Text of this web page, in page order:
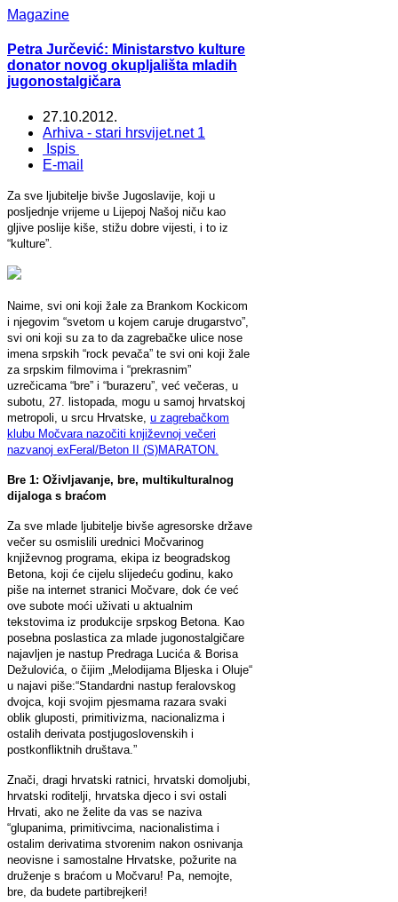
Magazine
Petra Jurčević: Ministarstvo kulture
donator novog okupljališta mladih
jugonostalgičara
27.10.2012.
Arhiva - stari hrsvijet.net 1
Ispis
E-mail
Za sve ljubitelje bivše Jugoslavije, koji u
posljednje vrijeme u Lijepoj Našoj niču kao
gljive poslije kiše, stižu dobre vijesti, i to iz
“kulture”.
Naime, svi oni koji žale za Brankom Kockicom
i njegovim “svetom u kojem caruje drugarstvo”,
svi oni koji su za to da zagrebačke ulice nose
imena srpskih “rock pevača” te svi oni koji žale
za srpskim filmovima i “prekrasnim”
uzrečicama “bre” i “burazeru”, već večeras, u
subotu, 27. listopada, mogu u samoj hrvatskoj
metropoli, u srcu Hrvatske, u zagrebačkom
klubu Močvara nazočiti književnoj večeri
nazvanoj exFeral/Beton II (S)MARATON.
Bre 1: Oživljavanje, bre, multikulturalnog
dijaloga s braćom
Za sve mlade ljubitelje bivše agresorske države
večer su osmislili urednici Močvarinog
književnog programa, ekipa iz beogradskog
Betona, koji će cijelu slijedeću godinu, kako
piše na internet stranici Močvare, dok će već
ove subote moći uživati u aktualnim
tekstovima iz produkcije srpskog Betona. Kao
posebna poslastica za mlade jugonostalgičare
najavljen je nastup Predraga Lucića & Borisa
Dežulovića, o čijim „Melodijama Bljeska i Oluje“
u najavi piše:“Standardni nastup feralovskog
dvojca, koji svojim pjesmama razara svaki
oblik gluposti, primitivizma, nacionalizma i
ostalih derivata postjugoslovenskih i
postkonfliktnih društava.”
Znači, dragi hrvatski ratnici, hrvatski domoljubi,
hrvatski roditelji, hrvatska djeco i svi ostali
Hrvati, ako ne želite da vas se naziva
“glupanima, primitivcima, nacionalistima i
ostalim derivatima stvorenim nakon osnivanja
neovisne i samostalne Hrvatske, požurite na
druženje s braćom u Močvaru! Pa, nemojte,
bre, da budete partibrejkeri!